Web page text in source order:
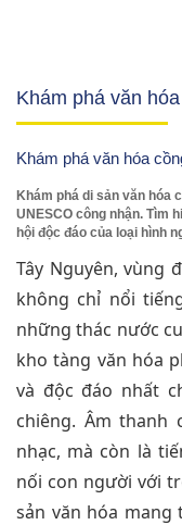
Khám phá văn
Khám phá văn hóa
Khám phá di sản văn hóa
UNESCO công nhận. Tìm
hội độc đáo của loại hình
Tây Nguyên, vùng
không chỉ nổi
những thác nước
kho tàng văn hóa
và độc đáo nhất
chiêng. Âm thanh
nhạc, mà còn là
nối con người với
sản văn hóa mang